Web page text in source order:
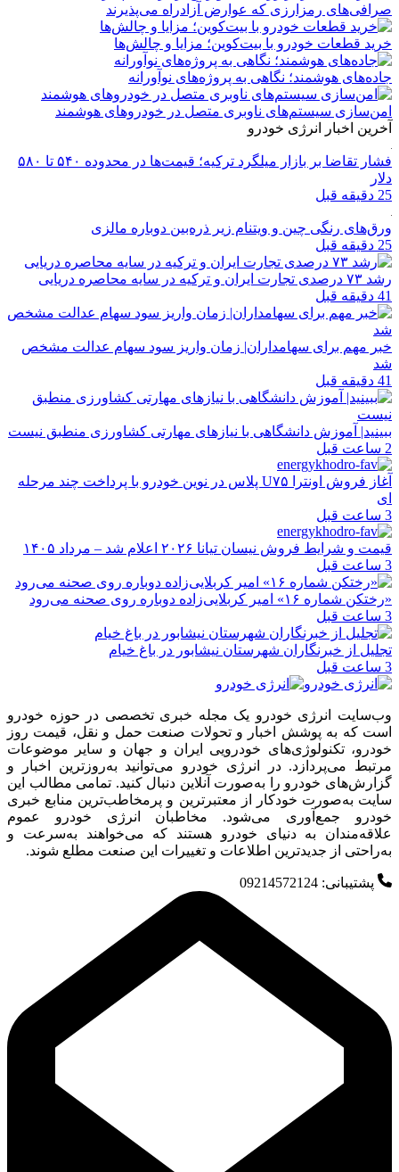
صرافی‌های رمزارزی که عوارض آزادراه می‌پذیرند
خرید قطعات خودرو با بیت‌کوین؛ مزایا و چالش‌ها
جاده‌های هوشمند؛ نگاهی به پروژه‌های نوآورانه
امن‌سازی سیستم‌های ناوبری متصل در خودروهای هوشمند
آخرین اخبار انرژی خودرو
فشار تقاضا بر بازار میلگرد ترکیه؛ قیمت‌ها در محدوده ۵۴۰ تا ۵۸۰
دلار
25 دقیقه قبل
ورق‌های رنگی چین و ویتنام زیر ذره‌بین دوباره مالزی
25 دقیقه قبل
رشد ۷۳ درصدی تجارت ایران و ترکیه در سایه محاصره دریایی
41 دقیقه قبل
خبر مهم برای سهامداران| زمان واریز سود سهام عدالت مشخص
شد
41 دقیقه قبل
ببینید| آموزش دانشگاهی با نیازهای مهارتی کشاورزی منطبق نیست
2 ساعت قبل
آغاز فروش اونترا U۷۵ پلاس در نوین خودرو با پرداخت چند مرحله
ای
3 ساعت قبل
قیمت و شرایط فروش نیسان تیانا ۲۰۲۶ اعلام شد – مرداد ۱۴۰۵
3 ساعت قبل
«رختکن شماره ۱۶» امیر کربلایی‌زاده دوباره روی صحنه می‌رود
3 ساعت قبل
تجلیل از خبرنگاران شهرستان نیشابور در باغ خیام
3 ساعت قبل
وب‌سایت انرژی خودرو یک مجله خبری تخصصی در حوزه خودرو
است که به پوشش اخبار و تحولات صنعت حمل و نقل، قیمت روز
خودرو، تکنولوژی‌های خودرویی ایران و جهان و سایر موضوعات
مرتبط می‌پردازد. در انرژی خودرو می‌توانید به‌روزترین اخبار و
گزارش‌های خودرو را به‌صورت آنلاین دنبال کنید. تمامی مطالب این
سایت به‌صورت خودکار از معتبرترین و پرمخاطب‌ترین منابع خبری
خودرو جمع‌آوری می‌شود. مخاطبان انرژی خودرو عموم
علاقه‌مندان به دنیای خودرو هستند که می‌خواهند به‌سرعت و
به‌راحتی از جدیدترین اطلاعات و تغییرات این صنعت مطلع شوند.
پشتیبانی: 09214572124